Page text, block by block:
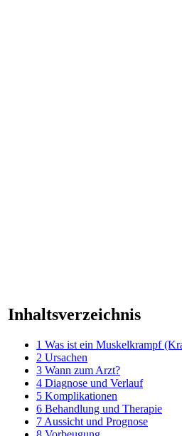
Inhaltsverzeichnis
1 Was ist ein Muskelkrampf
2 Ursachen
3 Wann zum Arzt?
4 Diagnose und Verlauf
5 Komplikationen
6 Behandlung und Therapie
7 Aussicht und Prognose